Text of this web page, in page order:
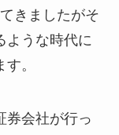
きましたがそ
ような時代に
。
券会社が行っ